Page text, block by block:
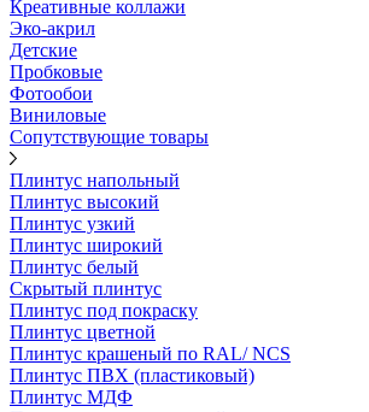
Креативные коллажи
Эко-акрил
Детские
Пробковые
Фотообои
Виниловые
Сопутствующие товары
Плинтус напольный
Плинтус высокий
Плинтус узкий
Плинтус широкий
Плинтус белый
Скрытый плинтус
Плинтус под покраску
Плинтус цветной
Плинтус крашеный по RAL/ NCS
Плинтус ПВХ (пластиковый)
Плинтус МДФ